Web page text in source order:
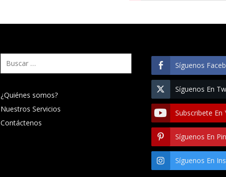
Buscar:
¿Quiénes somos?
Nuestros Servicios
Contáctenos
Síguenos
Síguenos En
Subscribete En
Síguenos En
Síguenos En